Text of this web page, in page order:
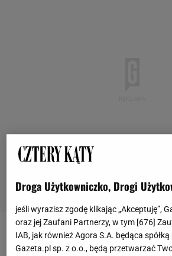
OZDOBNE PODUSZKI
Droga Użytkowniczko, Drogi
jeśli wyrazisz zgodę klikając „Akceptuję”,
oraz jej Zaufani Partnerzy, w tym [676]
IAB, jak również Agora S.A. będąca
Gazeta.pl sp. z o.o., będą przetwarzać